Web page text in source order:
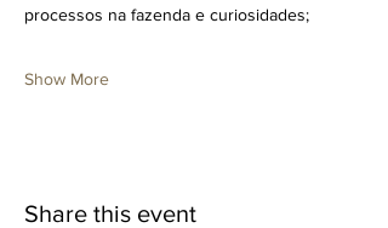
processos na fazenda e curiosidades;
Show More
Share this event